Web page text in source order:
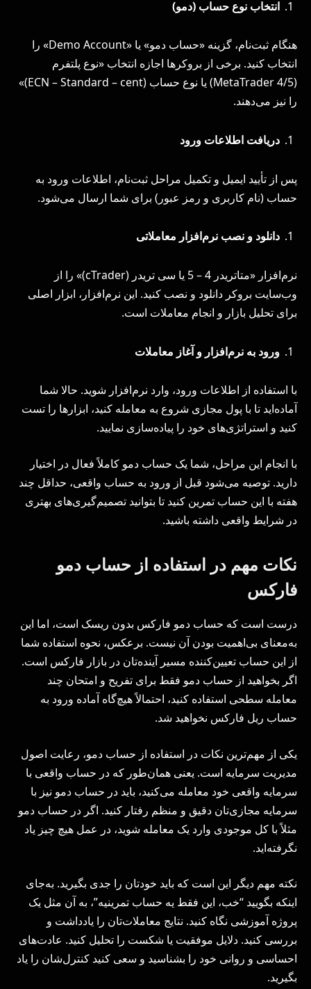
انتخاب نوع حساب (دمو)
هنگام ثبت‌نام، گزینه «حساب دمو» یا «Demo Account» را
انتخاب کنید. برخی از بروکرها اجازه انتخاب «نوع پلتفرم
(MetaTrader 4/5) یا نوع حساب (ECN – Standard – cent)»
را نیز می‌دهند.
دریافت اطلاعات ورود
پس از تأیید ایمیل و تکمیل مراحل ثبت‌نام، اطلاعات ورود به
حساب (نام کاربری و رمز عبور) برای شما ارسال می‌شود.
دانلود و نصب نرم‌افزار معاملاتی
نرم‌افزار «متاتریدر 4 – 5 یا سی تریدر (cTrader)» را از
وب‌سایت بروکر دانلود و نصب کنید. این نرم‌افزار، ابزار اصلی
برای تحلیل بازار و انجام معاملات است.
ورود به نرم‌افزار و آغاز معاملات
با استفاده از اطلاعات ورود، وارد نرم‌افزار شوید. حالا شما
آماده‌اید تا با پول مجازی شروع به معامله کنید، ابزارها را تست
کنید و استراتژی‌های خود را پیاده‌سازی نمایید.
با انجام این مراحل، شما یک حساب دمو کاملاً فعال در اختیار
دارید. توصیه می‌شود قبل از ورود به حساب واقعی، حداقل چند
هفته با این حساب تمرین کنید تا بتوانید تصمیم‌گیری‌های بهتری
در شرایط واقعی داشته باشید.
نکات مهم در استفاده از حساب دمو
فارکس
درست است که حساب دمو فارکس بدون ریسک است، اما این
به‌معنای بی‌اهمیت بودن آن نیست. برعکس، نحوه استفاده شما
از این حساب تعیین‌کننده مسیر آینده‌تان در بازار فارکس است.
اگر بخواهید از حساب دمو فقط برای تفریح و امتحان چند
معامله سطحی استفاده کنید، احتمالاً هیچ‌گاه آماده ورود به
حساب ریل فارکس نخواهید شد.
یکی از مهم‌ترین نکات در استفاده از حساب دمو، رعایت اصول
مدیریت سرمایه است. یعنی همان‌طور که در حساب واقعی با
سرمایه واقعی خود معامله می‌کنید، باید در حساب دمو نیز با
سرمایه مجازی‌تان دقیق و منظم رفتار کنید. اگر در حساب دمو
مثلاً با کل موجودی وارد یک معامله شوید، در عمل هیچ چیز یاد
نگرفته‌اید.
نکته مهم دیگر این است که باید خودتان را جدی بگیرید. به‌جای
اینکه بگویید “خب، این فقط یه حساب تمرینیه”، به آن مثل یک
پروژه آموزشی نگاه کنید. نتایج معاملات‌تان را یادداشت و
بررسی کنید. دلایل موفقیت یا شکست را تحلیل کنید. عادت‌های
احساسی و روانی خود را بشناسید و سعی کنید کنترل‌شان را یاد
بگیرید.